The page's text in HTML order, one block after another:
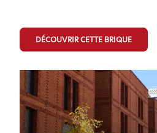
DÉCOUVRIR CETTE BRIQUE